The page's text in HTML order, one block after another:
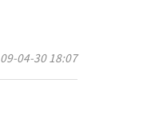
09-04-30 18:07